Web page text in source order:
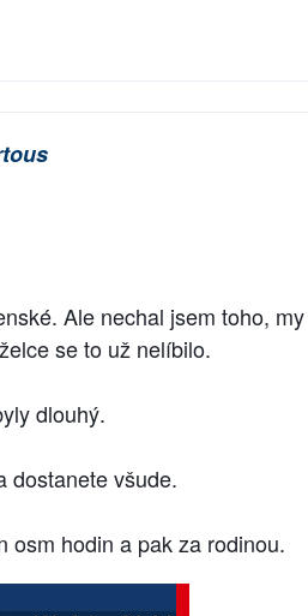
Ale nechal jsem toho,
se to už nelíbilo.
dlouhý.
dostanete všude.
osm hodin a pak za rodinou.